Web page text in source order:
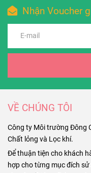
Nhận Voucher
VỀ CHÚNG TÔI
Công ty Môi trường Đông
Chất lỏng và Lọc khí.
Để thuận tiện cho khách
hợp cho từng mục đích